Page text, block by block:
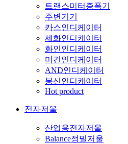
트랜스미터증폭기
주변기기
카스인디케이터
세화인디케이터
화인인디케이터
미건인디케이터
AND인디케이터
봉신인디케이터
Hot product
전자저울
산업용전자저울
Balance정밀저울